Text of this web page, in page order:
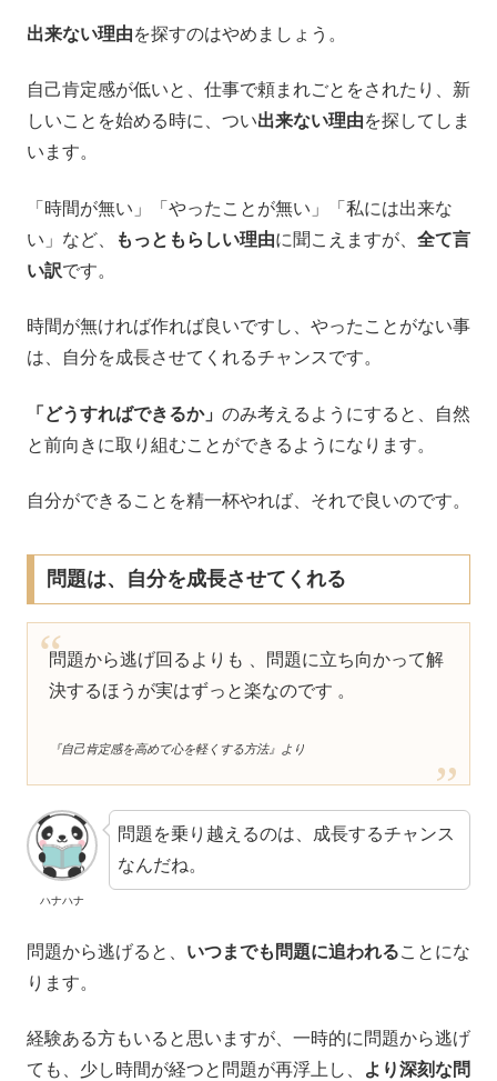
出来ない理由を探すのはやめましょう。
自己肯定感が低いと、仕事で頼まれごとをされたり、新
しいことを始める時に、つい出来ない理由を探してしま
います。
「時間が無い」「やったことが無い」「私には出来な
い」など、
もっともらしい理由に聞こえますが、 全て言
い訳です。
時間が無ければ作れば良いですし、やったことがない事
は、自分を成長させてくれるチャンスです。
「どうすればできるか」 のみ考えるようにすると、自然
と前向きに取り組むことができるようになります。
自分ができることを精一杯やれば、それで良いのです。
問題は、自分を成長させてくれる
問題から逃げ回るよりも 、問題に立ち向かって解
決するほうが実はずっと楽なのです 。
『自己肯定感を高めて心を軽くする方法』より
ハナハナ
問題を乗り越えるのは、成長するチャンス
なんだね。
問題から逃げると、 いつまでも問題に追われることにな
ります。
経験ある方もいると思いますが、一時的に問題から逃げ
ても、少し時間が経つと問題が再浮上し、
より深刻な問